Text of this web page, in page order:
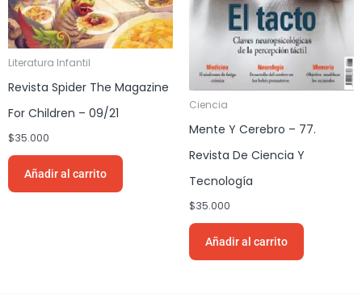
Literatura Infantil
Revista Spider The Magazine
For Children – 09/21
$35.000
Añadir al carrito
Ciencia
Mente Y Cerebro – 77.
Revista De Ciencia Y
Tecnología
$35.000
Añadir al carrito